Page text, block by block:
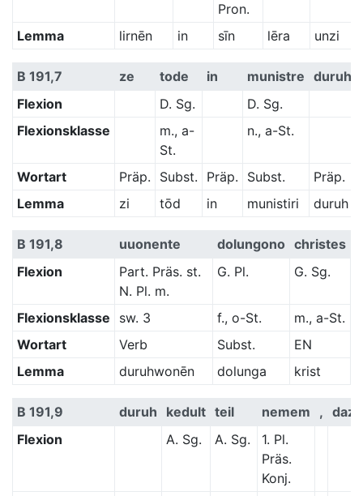
Pron.
Lemma lirnēn in sīn lēra unzi
B 191,7 ze tode in munistre duruh-
Flexion
D. Sg.
D. Sg.
Flexionsklasse
m., a-
St.
n., a-St.
Wortart Präp. Subst. Präp. Subst.
Präp.
Lemma
zi tōd in munistiri duruh
B 191,8 uuonente dolungono christes
Flexion
Part. Präs. st.
N. Pl. m.
G. Pl. G. Sg.
Flexionsklasse sw. 3 f., o-St.
m., a-St.
Wortart
Verb Subst.
EN
Lemma
duruhwonēn dolunga krist
B 191,9 duruh kedult teil nemem , daz
Flexion
A. Sg. A. Sg.
1. Pl.
Präs.
Konj.